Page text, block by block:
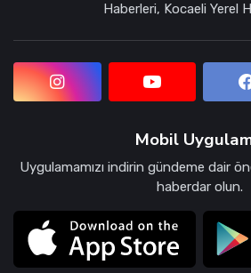
Haberleri, Kocaeli Yerel
Mobil
Uygulamamızı indirin gündeme dair
haberdar olun.